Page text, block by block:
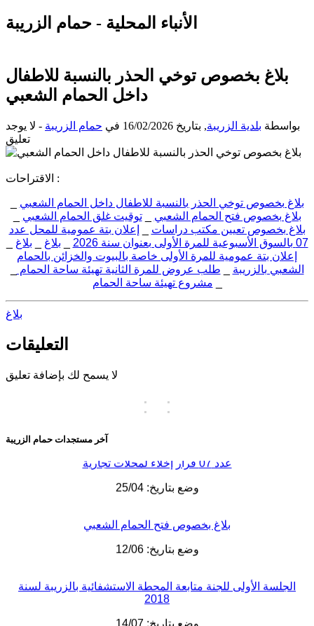
الأنباء المحلية - حمام الزريبة
بلاغ بخصوص توخي الحذر بالنسبة للاطفال
داخل الحمام الشعبي
بواسطة بلدية الزريبة, بتاريخ 16/02/2026 في حمام الزريبة - لا يوجد
تعليق
الاقتراحات :
بلاغ بخصوص توخي الحذر بالنسبة للاطفال داخل الحمام الشعبي
بلاغ بخصوص فتح الحمام الشعبي _توقيت غلق الحمام الشعبي
بلاغ بخصوص تعيين مكتب دراسات
إعلان بتة عمومية للمحل عدد
07 بالسوق الأسبوعية للمرة الأولى بعنوان سنة 2026
بلاغ بلاغ
إعلان بتة عمومية للمرة الأولى خاصة بالبيوت والخزائن بالحمام
الشعبي بالزريبة
طلب عروض للمرة الثانية تهيئة ساحة الحمام
مشروع تهيئة ساحة الحمام
بلاغ
التعليقات
لا يسمح لك بإضافة تعليق
: :
آخر مستجدات حمام الزريبة
بلاغ بخصوص توخي الحذر بالنسبة للاطفال داخل الحمام الشعبي
وضع بتاريخ: 25/04
بلاغ بخصوص فتح الحمام الشعبي
وضع بتاريخ: 12/06
الجلسة الأولى للجنة متابعة المحطة الاستشفائية بالزريبة لسنة